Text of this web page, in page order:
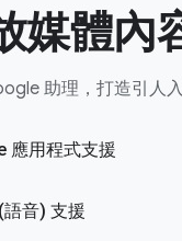
媒體內
助理，打造引人
應用程式支援
音) 支援